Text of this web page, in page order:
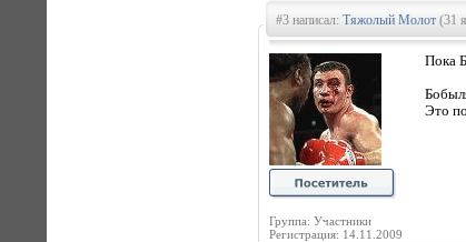
#3 написал: Тяжолый Молот (31
Группа: Участники
Регистрация: 14.11.2009
Пока
Это